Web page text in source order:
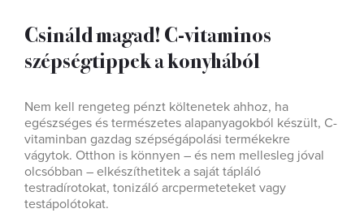
Csináld magad! C-vitaminos
szépségtippek a konyhából
Nem kell rengeteg pénzt költenetek ahhoz, ha
egészséges és természetes alapanyagokból készült, C-
vitaminban gazdag szépségápolási termékekre
vágytok. Otthon is könnyen – és nem mellesleg jóval
olcsóbban – elkészíthetitek a saját tápláló
testradírotokat, tonizáló arcpermeteteket vagy
testápolótokat.